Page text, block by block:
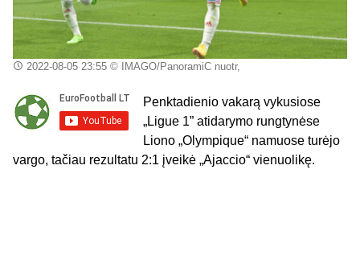
2022-08-05 23:55© IMAGO/PanoramiC nuotr,
Penktadienio vakarą vykusiose
„Ligue 1” atidarymo rungtynėse
Liono „Olympique“ namuose turėjo
vargo, tačiau rezultatu 2:1 įveikė „Ajaccio“ vienuolikę.